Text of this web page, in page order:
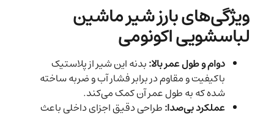
ویژگی‌های بارز شیر ماشین
لباسشویی اکونومی
دوام و طول عمر بالا:بدنه این شیر از پلاستیک
باکیفیت و مقاوم در برابر فشار آب و ضربه ساخته
شده که به طول عمر آن کمک می‌کند.
عملکرد بی‌صدا:طراحی دقیق اجزای داخلی باعث